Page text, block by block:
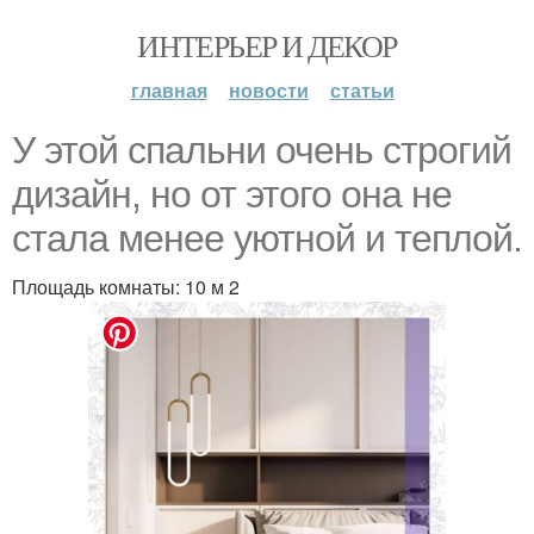
ИНТЕРЬЕР И ДЕКОР
главная новости статьи
У этой спальни очень строгий
дизайн, но от этого она не
стала менее уютной и теплой.
Площадь комнаты: 10 м 2